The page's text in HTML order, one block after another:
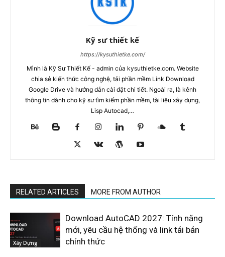
Kỹ sư thiết kế
https://kysuthietke.com/
Mình là Kỹ Sư Thiết Kế - admin của kysuthietke.com. Website
chia sẻ kiến thức công nghệ, tải phần mềm Link Download
Google Drive và hướng dẫn cài đặt chi tiết. Ngoài ra, là kênh
thông tin dành cho kỹ sư tìm kiếm phần mềm, tài liệu xây dựng,
Lisp Autocad,…
RELATED ARTICLES MORE FROM AUTHOR
Xây Dựng
Download AutoCAD 2027: Tính năng
mới, yêu cầu hệ thống và link tải bản
chính thức